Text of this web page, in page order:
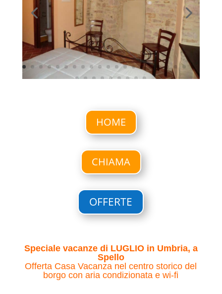
HOME
CHIAMA
OFFERTE
Speciale vacanze di LUGLIO in Umbria, a
Spello
Offerta Casa Vacanza nel centro storico del
borgo con aria condizionata e wi-fi